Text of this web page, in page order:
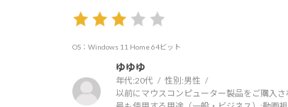
OS：Windows 11 Home 64ビット
ゆゆゆ
年代:20代 性別:男性
以前にマウスコンピューター製品をご購入